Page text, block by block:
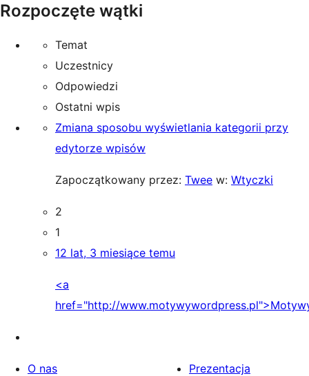
tematy:
Rozpoczęte wątki
Temat
Uczestnicy
Odpowiedzi
Ostatni wpis
Zmiana sposobu wyświetlania kategorii przy
edytorze wpisów
Zapoczątkowany przez: Twee w: Wtyczki
2
1
12 lat, 3 miesiące temu
<a
href="http://
O nas
Prezentacja